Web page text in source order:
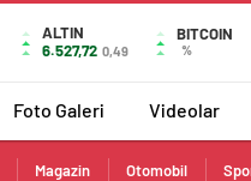
ALTIN
6.527,72 0,49
BITCOIN
%
Foto Galeri Videolar
Magazin Otomobil